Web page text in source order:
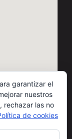
garantizar el
nuestros
rechazar las no
de cookies